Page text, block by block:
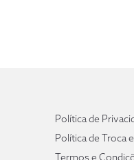
Política de
Política de Troca
Termos e